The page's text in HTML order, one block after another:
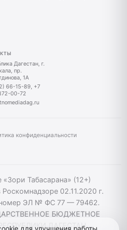
Дагестан, г.
пр.
1А
66-15-89, +7
00-72
конфиденциальности
«Зори Табасарана» (12+)
02.11.2020 г.
ЭЛ № ФС 77 — 79462.
БЮДЖЕТНОЕ
ДАГЕСТАН